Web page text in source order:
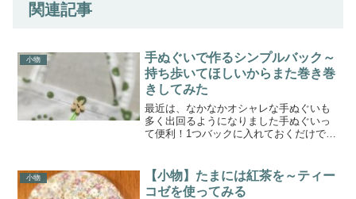
関連記事
小物
手ぬぐいで作るシンプルバック～
持ち歩いてほしいからまた巻き巻
きしてみた
最近は、なかなかオシャレな手ぬぐいも
多く出回るようになりました手ぬぐいっ
て便利！1つバックに入れておくだけで、
やジムにも大活躍(^_-)-☆薄いしすぐ乾く
し、助かるもち...
小物
【小物】たまには紅茶を～ティー
コゼを使ってみる